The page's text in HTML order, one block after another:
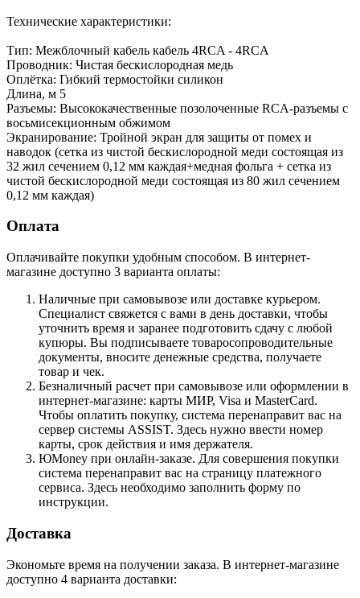
Технические характеристики:
Тип: Межблочный кабель кабель 4RCA - 4RCA
Проводник: Чистая бескислородная медь
Оплётка: Гибкий термостойки силикон
Длина, м 5
Разъемы: Высококачественные позолоченные RCA-разъемы с
восьмисекционным обжимом
Экранирование: Тройной экран для защиты от помех и
наводок (сетка из чистой бескислородной меди состоящая из
32 жил сечением 0,12 мм каждая+медная фольга + сетка из
чистой бескислородной меди состоящая из 80 жил сечением
0,12 мм каждая)
Оплата
Оплачивайте покупки удобным способом. В интернет-
магазине доступно 3 варианта оплаты:
Наличные при самовывозе или доставке курьером.
Специалист свяжется с вами в день доставки, чтобы
уточнить время и заранее подготовить сдачу с любой
купюры. Вы подписываете товаросопроводительные
документы, вносите денежные средства, получаете
товар и чек.
Безналичный расчет при самовывозе или оформлении в
интернет-магазине: карты МИР, Visa и MasterCard.
Чтобы оплатить покупку, система перенаправит вас на
сервер системы ASSIST. Здесь нужно ввести номер
карты, срок действия и имя держателя.
ЮMoney при онлайн-заказе. Для совершения покупки
система перенаправит вас на страницу платежного
сервиса. Здесь необходимо заполнить форму по
инструкции.
Доставка
Экономьте время на получении заказа. В интернет-магазине
доступно 4 варианта доставки: